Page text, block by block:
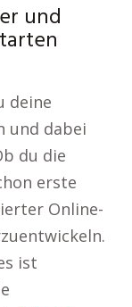
und
deine
und dabei
du die
erste
Online-
ist